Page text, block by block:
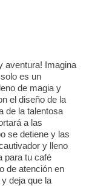
aventura! Imagina
es un
de magia y
el diseño de la
de la talentosa
a las
se detiene y las
y lleno
para tu café
de atención en
deja que la